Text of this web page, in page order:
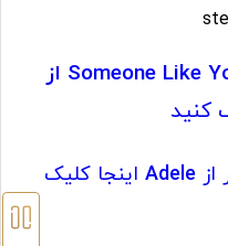
آهنگ Someone Like You از
کنید
Adele اینجا کلیک